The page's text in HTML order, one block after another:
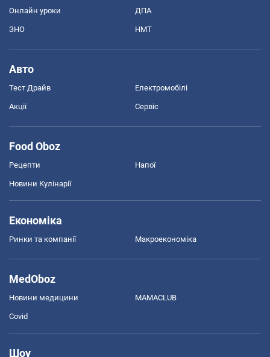
Онлайн уроки ДПА
ЗНО НМТ
Авто
Тест Драйв Електромобілі
Акції Сервіс
Food Oboz
Рецепти Напої
Новини Кулінарії
Економіка
Ринки та компанії Макроекономіка
MedOboz
Новини медицини MAMACLUB
Covid
Шоу